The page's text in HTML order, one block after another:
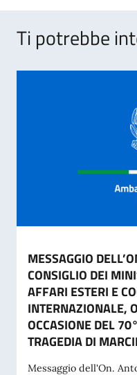
Ti potrebbe
MESSAGGIO
CONSIGLIO DEI
AFFARI ESTERI E
INTERNAZIONALE,
OCCASIONE DEL
TRAGEDIA DI
Messaggio dell'On.